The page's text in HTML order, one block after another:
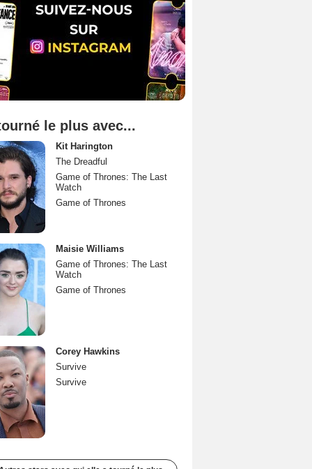
le plus avec...
Kit Harington
The Dreadful
Game of Thrones: The Last
Watch
Game of Thrones
Maisie Williams
Game of Thrones: The Last
Watch
Game of Thrones
Corey Hawkins
Survive
Survive